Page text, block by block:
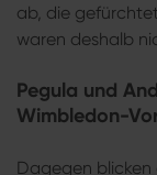
ab, die
waren deshalb
Pegula und
Wimbledon-
Dagegen blicken